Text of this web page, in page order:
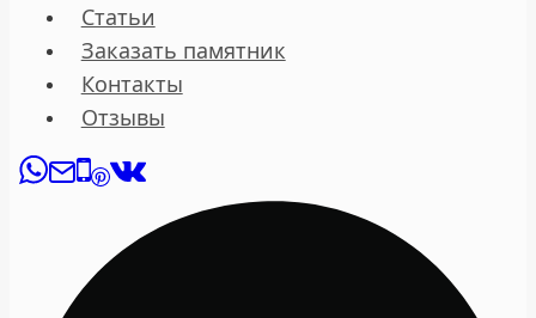
Статьи
Заказать памятник
Контакты
Отзывы